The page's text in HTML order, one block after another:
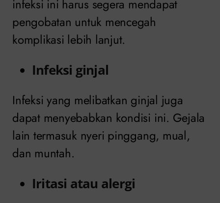
infeksi ini harus segera mendapat
pengobatan untuk mencegah
komplikasi lebih lanjut.
Infeksi ginjal
Infeksi yang melibatkan ginjal juga
dapat menyebabkan kondisi ini. Gejala
lain termasuk nyeri pinggang, mual,
dan muntah.
Iritasi atau alergi